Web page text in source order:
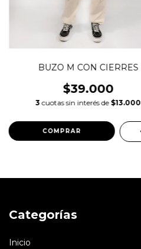
BUZO M CON CIERRES
$39.000
3 cuotas sin interés de $13.000
COMPRAR
Categorías
Inicio